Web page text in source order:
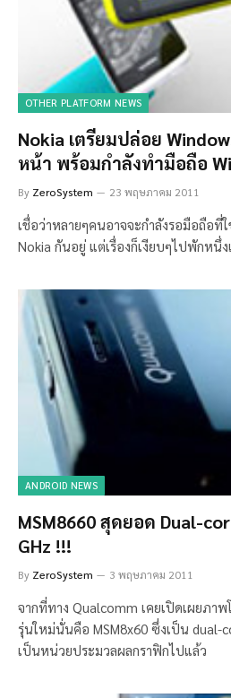
OTHER PLATFORM NEWS
Nokia เตรียมปล่อย
หน้า พร้อมกำลังทำมือถือ
By ZeroSystem 23 พฤษภาคม 2011
เชื่อว่าหลายๆคนอาจจะกำลังรอมือถือที่
Nokia กันอยู่ แต่เรื่องก็เงียบๆไปพักหนึ่ง
ANDROID NEWS
MSM8660 สุดยอด Dual-
GHz !!!
By ZeroSystem 3 พฤษภาคม 2011
จากที่ทาง Qualcomm เคยเปิดเผยภา
รุ่นใหม่นั่นคือ MSM8x60 ซึ่งเป็น dual-
เป็นหน่วยประมวลผลกราฟิกไปแล้ว